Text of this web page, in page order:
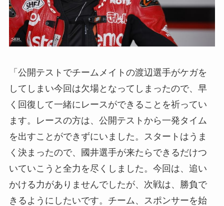
「公開テストでチームメイトの渡辺選手がケガを
してしまい今回は欠場となってしまったので、早
く回復して一緒にレースができることを祈ってい
ます。レースの方は、公開テストから一発タイム
を出すことができずにいました。スタートはうま
く決まったので、國井選手が来たらできるだけつ
いていこうと全力を尽くしました。今回は、追い
かける力がありませんでしたが、次戦は、勝負で
きるようにしたいです。チーム、スポンサーを始